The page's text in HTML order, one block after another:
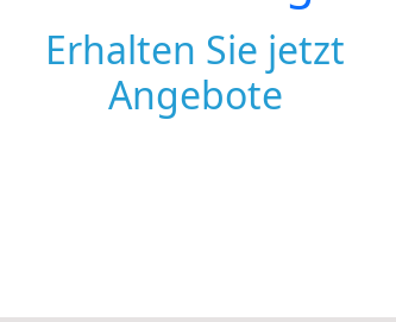
Erhalten Sie jetzt
Angebote